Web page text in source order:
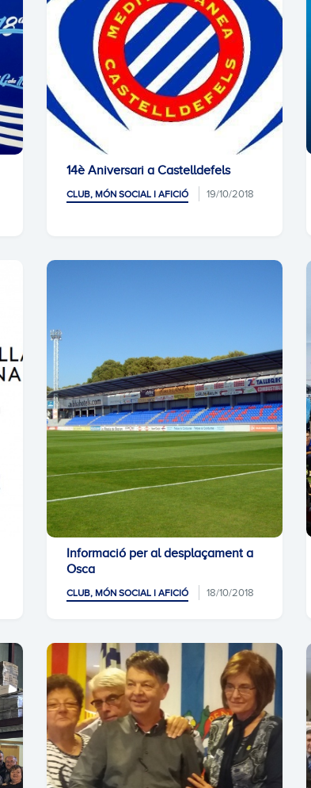
14è Aniversari a Castelldefels
CLUB, MÓN SOCIAL I AFICIÓ 19/10/2018
Informació per al desplaçament a
Osca
CLUB, MÓN SOCIAL I AFICIÓ 18/10/2018